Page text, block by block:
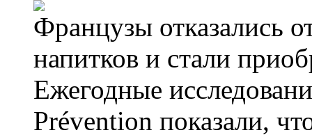
Французы отказались
напитков и стали
Ежегодные
Prévention показали,